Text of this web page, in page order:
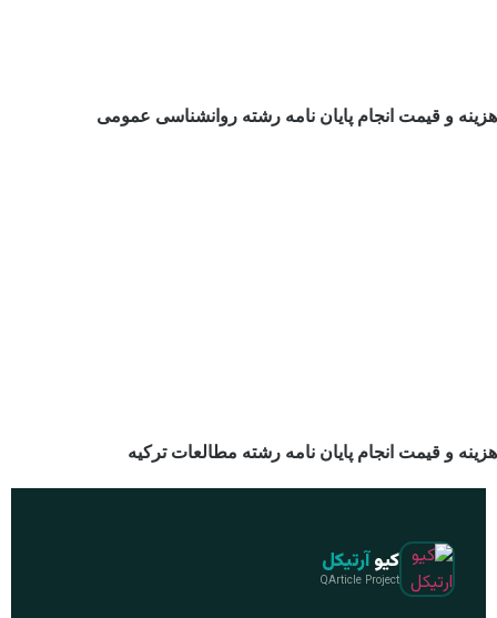
هزینه و قیمت انجام پایان نامه رشته روانشناسی عمومی
هزینه و قیمت انجام پایان نامه رشته مطالعات ترکیه
کیوآرتیکل
QArticle Project